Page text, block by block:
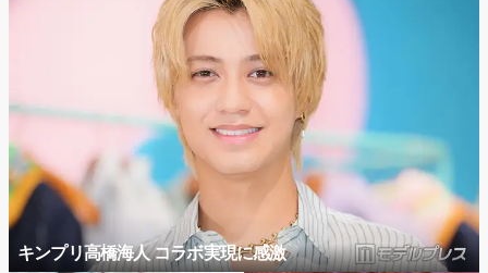
キンプリ高橋海人 コラボ実現に感激